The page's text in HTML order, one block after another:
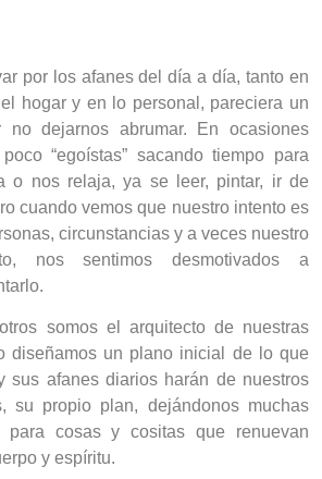
por los afanes del día a día, tanto en
hogar y en lo personal, pareciera un
no dejarnos abrumar. En ocasiones
“egoístas” sacando tiempo para
o nos relaja, ya se leer, pintar, ir de
cuando vemos que nuestro intento es
circunstancias y a veces nuestro
nos sentimos desmotivados a
somos el arquitecto de nuestras
diseñamos un plano inicial de lo que
sus afanes diarios harán de nuestros
su propio plan, dejándonos muchas
para cosas y cositas que renuevan
y espíritu.